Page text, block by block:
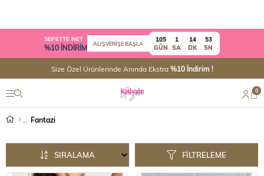
SEPETTE NET
%10 İNDİRİM ALIŞVERİŞE BAŞLA
105
GÜN
1
SA
14
DK
52
SN
Size Özel Ürünlerinde Anında Ekstra%10 İndirim !
0
Fantazi
FILTRELEME
SIRALAMA